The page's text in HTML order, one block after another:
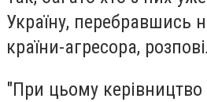
Україну, перебравшись
країни-агресора,
"При цьому керівництво